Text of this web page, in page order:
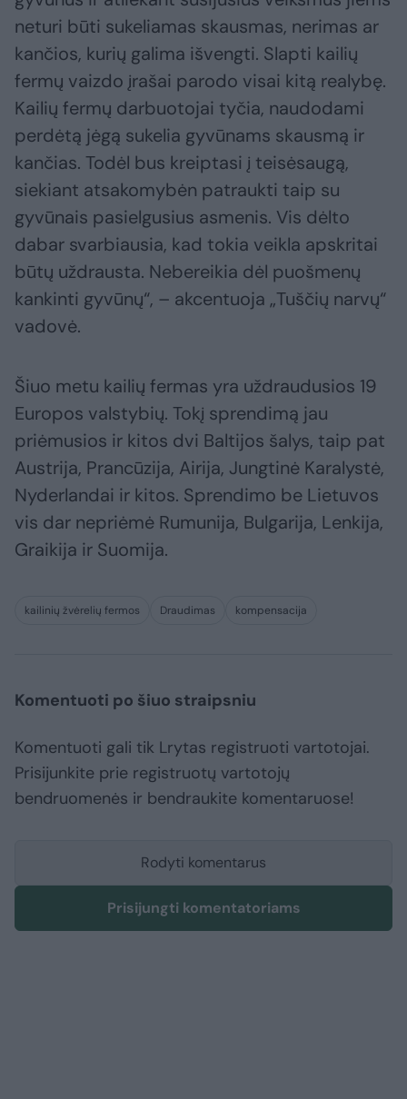
neturi būti sukeliamas skausmas, nerimas ar
kančios, kurių galima išvengti. Slapti kailių
fermų vaizdo įrašai parodo visai kitą realybę.
Kailių fermų darbuotojai tyčia, naudodami
perdėtą jėgą sukelia gyvūnams skausmą ir
kančias. Todėl bus kreiptasi į teisėsaugą,
siekiant atsakomybėn patraukti taip su
gyvūnais pasielgusius asmenis. Vis dėlto
dabar svarbiausia, kad tokia veikla apskritai
būtų uždrausta. Nebereikia dėl puošmenų
kankinti gyvūnų“, – akcentuoja „Tuščių narvų“
vadovė.
Šiuo metu kailių fermas yra uždraudusios 19
Europos valstybių. Tokį sprendimą jau
priėmusios ir kitos dvi Baltijos šalys, taip pat
Austrija, Prancūzija, Airija, Jungtinė Karalystė,
Nyderlandai ir kitos. Sprendimo be Lietuvos
vis dar nepriėmė Rumunija, Bulgarija, Lenkija,
Graikija ir Suomija.
kailinių žvėrelių fermos Draudimas kompensacija
Komentuoti po šiuo straipsniu
Komentuoti gali tik Lrytas registruoti vartotojai.
Prisijunkite prie registruotų vartotojų
bendruomenės ir bendraukite komentaruose!
Rodyti komentarus
Prisijungti komentatoriams